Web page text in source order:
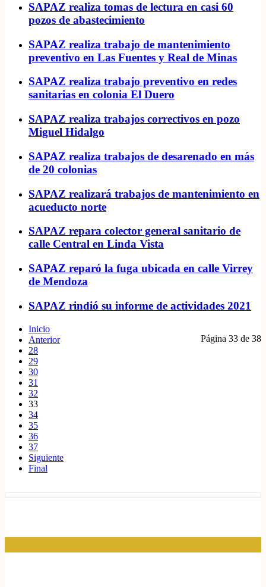
SAPAZ realiza tomas de lectura en casi 60
pozos de abastecimiento
SAPAZ realiza trabajo de mantenimiento
preventivo en Las Fuentes y Real de Minas
SAPAZ realiza trabajo preventivo en redes
sanitarias en colonia El Duero
SAPAZ realiza trabajos correctivos en pozo
Miguel Hidalgo
SAPAZ realiza trabajos de desarenado en más
de 20 colonias
SAPAZ realizará trabajos de mantenimiento en
acueducto norte
SAPAZ repara colector general sanitario de
calle Central en Linda Vista
SAPAZ reparó la fuga ubicada en calle Virrey
de Mendoza
SAPAZ rindió su informe de actividades 2021
Página 33 de 38
Inicio
Anterior
28
29
30
31
32
33
34
35
36
37
Siguiente
Final